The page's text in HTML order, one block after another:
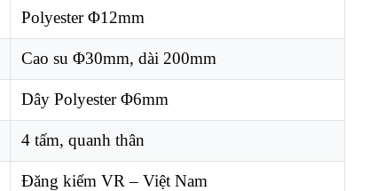
Polyester Φ12mm
Cao su Φ30mm, dài 200mm
Dây Polyester Φ6mm
4 tấm, quanh thân
Đăng kiểm VR – Việt Nam